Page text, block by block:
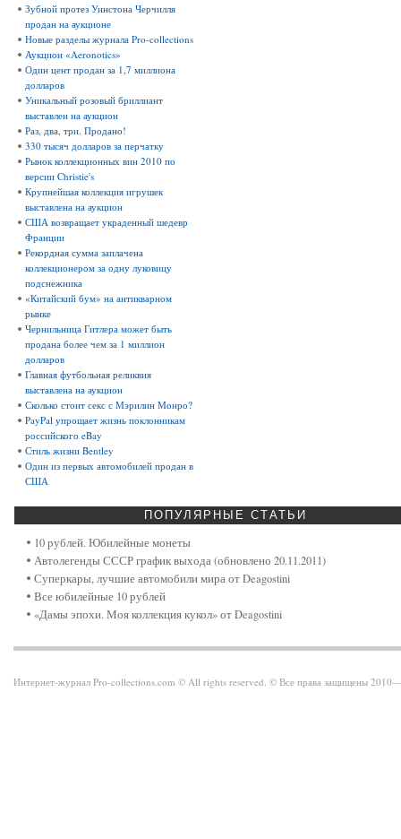
Зубной протез Уинстона Черчилля
продан на аукционе
Новые разделы журнала Pro-collections
Аукцион «Aeronotics»
Один цент продан за 1,7 миллиона
долларов
Уникальный розовый бриллиант
выставлен на аукцион
Раз, два, три. Продано!
330 тысяч долларов за перчатку
Рынок коллекционных вин 2010 по
версии Christie's
Крупнейшая коллекция игрушек
выставлена на аукцион
США возвращает украденный шедевр
Франции
Рекордная сумма заплачена
коллекционером за одну луковицу
подснежника
«Китайский бум» на антикварном
рынке
Чернильница Гитлера может быть
продана более чем за 1 миллион
долларов
Главная футбольная реликвия
выставлена на аукцион
Сколько стоит секс с Мэрилин Монро?
PayPal упрощает жизнь поклонникам
российского eBay
Стиль жизни Bentley
Один из первых автомобилей продан в
США
ПОПУЛЯРНЫЕ СТАТЬИ
10 рублей. Юбилейные монеты
Автолегенды СССР график выхода (обновлено 20.11.2011)
Суперкары, лучшие автомобили мира от Deagostini
Все юбилейные 10 рублей
«Дамы эпохи. Моя коллекция кукол» от Deagostini
Интернет-журнал Pro-collections.com © All rights reserved. © Все права защищены